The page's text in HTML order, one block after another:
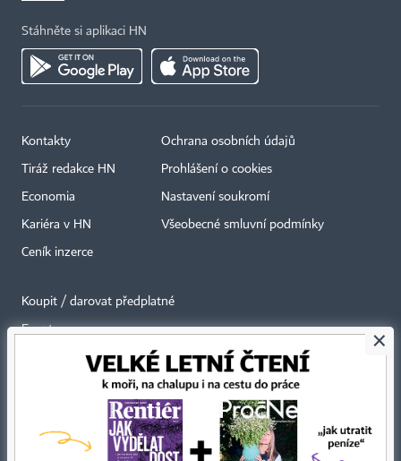
Stáhněte si aplikaci HN
Kontakty
Tiráž redakce HN
Economia
Kariéra v HN
Ceník inzerce
Ochrana osobních údajů
Prohlášení o cookies
Nastavení soukromí
Všeobecné smluvní podmínky
Koupit / darovat předplatné
Eventy
Newslettery
Autorská práva vykonává vydavatel. Bez písemného svolení vydavatele je
×